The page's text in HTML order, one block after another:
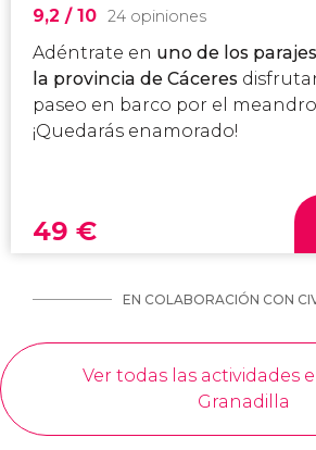
9,2 / 10 24 opiniones
Adéntrate en uno de los
la provincia de Cáceres
paseo en barco por el
¡Quedarás enamorado!
49 €
EN COLABORACIÓN CON
Ver todas las actividades
Granadilla